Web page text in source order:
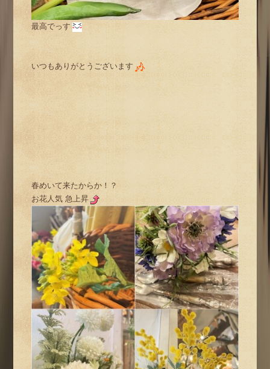
最高でっす
いつもありがとうございます
春めいて来たからか！？
お花人気 急上昇